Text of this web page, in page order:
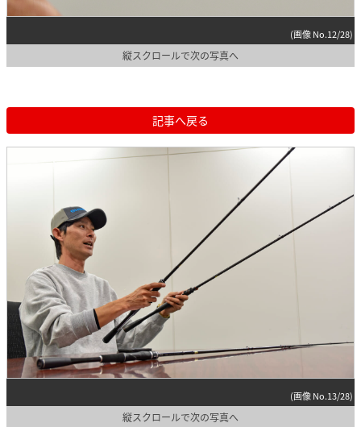
(画像 No.12/28)
縦スクロールで次の写真へ
記事へ戻る
(画像 No.13/28)
縦スクロールで次の写真へ